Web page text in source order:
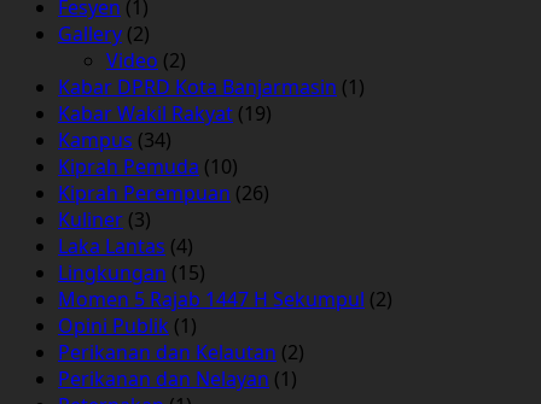
Fesyen (1)
Gallery (2)
Video (2)
Kabar DPRD Kota Banjarmasin (1)
Kabar Wakil Rakyat (19)
Kampus (34)
Kiprah Pemuda (10)
Kiprah Perempuan (26)
Kuliner (3)
Laka Lantas (4)
Lingkungan (15)
Momen 5 Rajab 1447 H Sekumpul (2)
Opini Publik (1)
Perikanan dan Kelautan (2)
Perikanan dan Nelayan (1)